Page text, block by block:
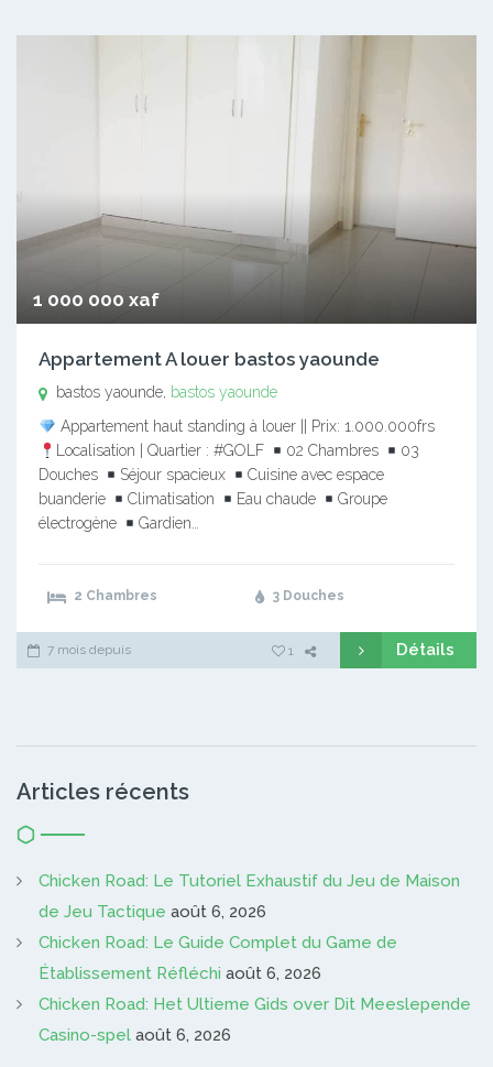
1 000 000 xaf
Appartement A louer bastos yaounde
bastos yaounde, bastos yaounde
Appartement haut standing à louer || Prix: 1.000.000frs
Localisation | Quartier : #GOLF
02 Chambres
03
Douches
Séjour spacieux
Cuisine avec espace
buanderie
Climatisation Eau chaude
Groupe
électrogène
Gardien…
2 Chambres 3 Douches
7 mois depuis 1 Détails
Articles récents
Chicken Road: Le Tutoriel Exhaustif du Jeu de Maison
de Jeu Tactique août 6, 2026
Chicken Road: Le Guide Complet du Game de
Établissement Réfléchi août 6, 2026
Chicken Road: Het Ultieme Gids over Dit Meeslepende
Casino-spel août 6, 2026